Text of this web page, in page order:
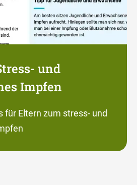
und
Impfen
für Eltern zum stress- und